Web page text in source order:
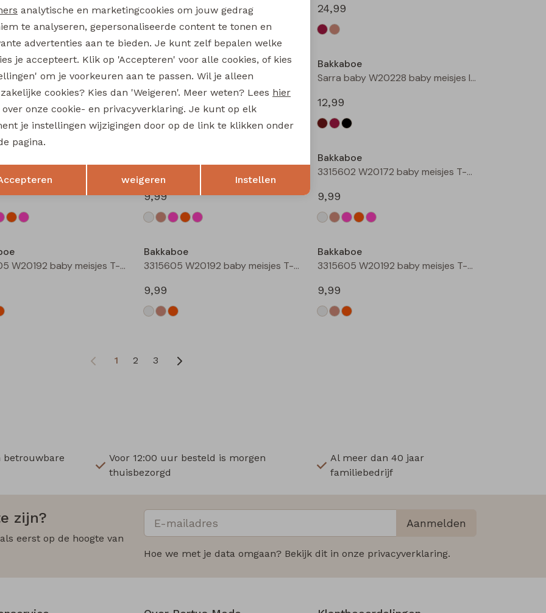
12,99
24,99
Sarra baby W20228 baby meisjes lange broek Bruin donker
Bakkaboe
Bakkaboe
Sarra baby W20228 baby meisjes lange broek Zwart
12,99
9,99
Bakkaboe
3315602 W20172 baby meisjes T-shirt lm Perzik
9,99
3315605 W20192 baby meisjes T-shirt lm Cream
Bakkaboe
3315605 W20192 baby meisjes T-shirt lm Taupe
9,99
Bakkaboe
3315605 W20192 baby meisjes T-shirt lm Perzik
9,99
1 2 3
betrouwbare
Voor 12:00 uur besteld is morgen
thuisbezorgd
Al meer dan 40 jaar
familiebedrijf
zijn?
eerst op de hoogte van
Aanmelden
Hoe we met je data omgaan? Bekijk dit in onze privacyverklaring.
Terug Opslaan
analytische en marketingcookies om jouw gedrag
te analyseren, gepersonaliseerde content te tonen en
advertenties aan te bieden. Je kunt zelf bepalen welke
je accepteert. Klik op 'Accepteren' voor alle cookies, of kies
om je voorkeuren aan te passen. Wil je alleen
cookies? Kies dan 'Weigeren'. Meer weten? Lees hier
over onze cookie- en privacyverklaring. Je kunt op elk
je instellingen wijzigingen door op de link te klikken onder
pagina.
weigeren Instellen